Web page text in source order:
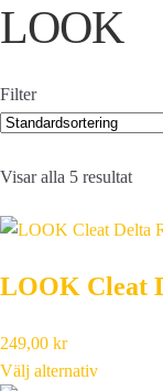
LOOK
Filter
Visar alla 5 resultat
LOOK Cleat
249,00 kr
Välj alternativ